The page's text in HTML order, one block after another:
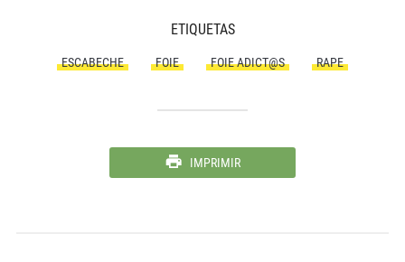
ETIQUETAS
ESCABECHE FOIE FOIE ADICT@S RAPE
IMPRIMIR